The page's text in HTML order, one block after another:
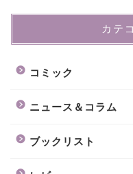
カテ
コミック
ニュース＆コラム
ブックリスト